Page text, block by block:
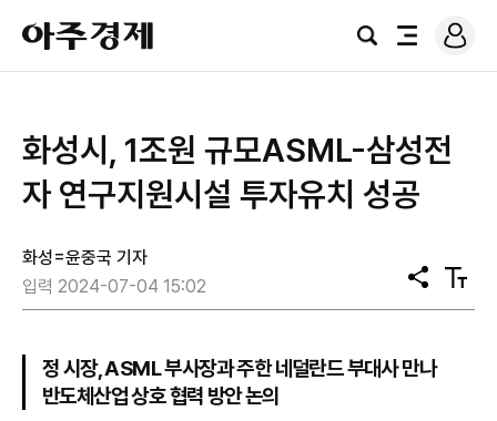
아
주
경
검
전
로
그
화성시, 1조원 규모ASML-삼성전
자 연구지원시설 투자유치 성공
화성=윤중국 기자
입력 2024-07-04 15:02
공
유
텍
스
정 시장, ASML 부사장과 주한 네덜란드 부대사 만나
반도체산업 상호 협력 방안 논의